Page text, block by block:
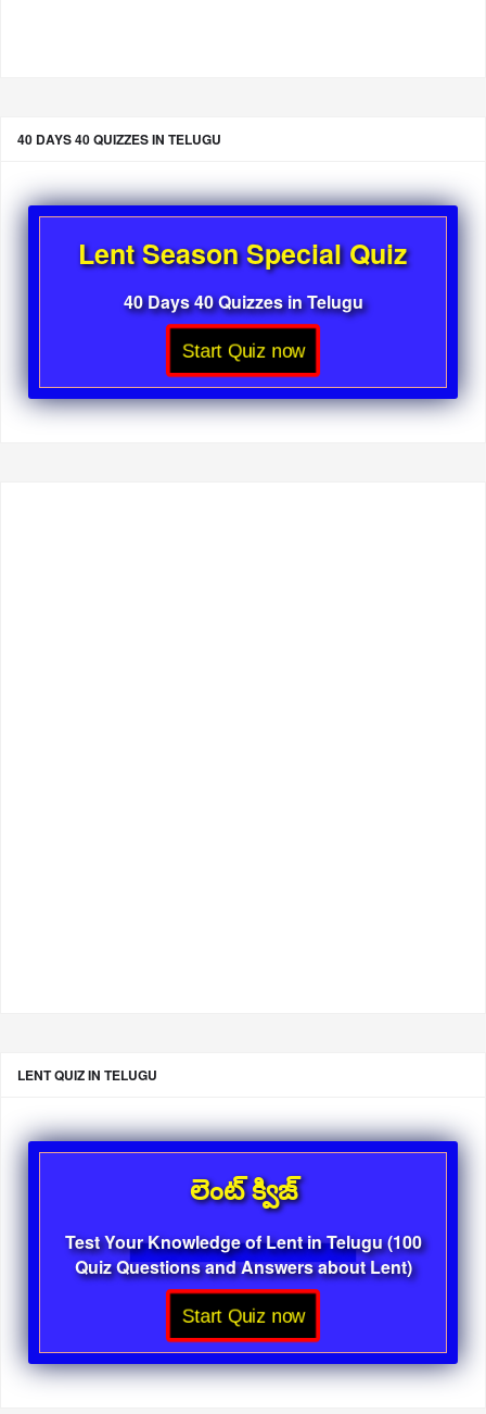
40 DAYS 40 QUIZZES IN TELUGU
Lent Season Special Quiz
40 Days 40 Quizzes in Telugu
Start Quiz now
LENT QUIZ IN TELUGU
లెంట్ క్విజ్
Test Your Knowledge of Lent in Telugu (100
Quiz Questions and Answers about Lent)
Start Quiz now